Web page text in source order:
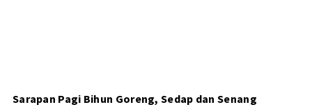
Sarapan Pagi Bihun Goreng, Sedap dan Senang